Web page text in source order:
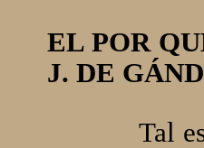
EL POR
J. DE
Tal es el